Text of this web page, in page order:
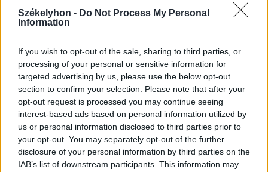
Székelyhon - Do Not Process My Personal
Information
If you wish to opt-out of the sale, sharing to third parties, or
processing of your personal or sensitive information for
targeted advertising by us, please use the below opt-out
section to confirm your selection. Please note that after your
opt-out request is processed you may continue seeing
interest-based ads based on personal information utilized by
us or personal information disclosed to third parties prior to
your opt-out. You may separately opt-out of the further
disclosure of your personal information by third parties on the
IAB’s list of downstream participants. This information may
A rovat további cikkei